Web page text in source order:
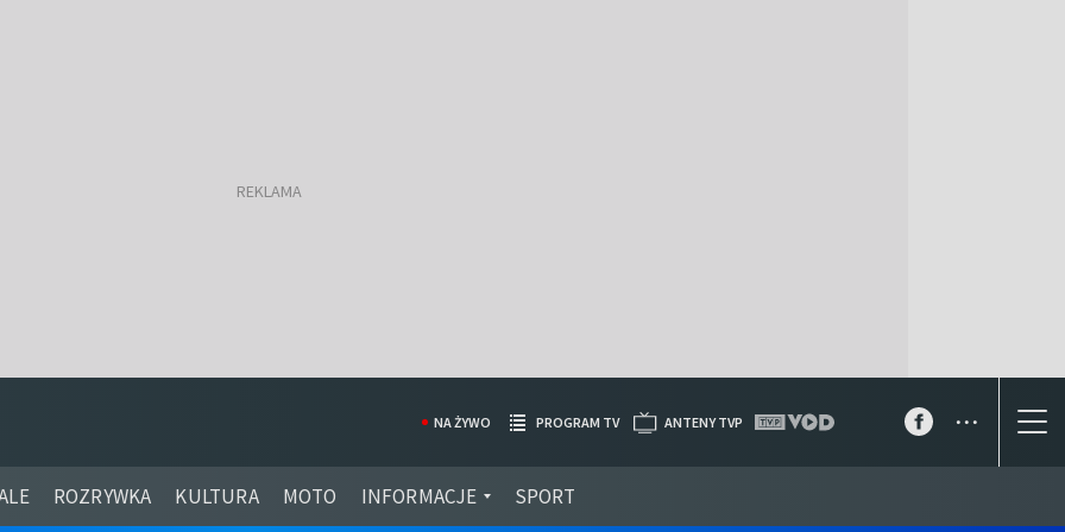
ROZRYWKA KULTURA MOTO INFORMACJE SPORT
NA ŻYWO PROGRAM TV ANTENY TVP ...